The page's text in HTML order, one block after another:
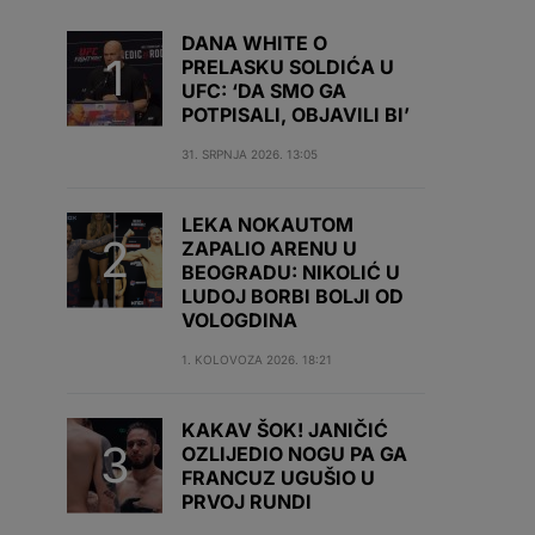
DANA WHITE O
PRELASKU SOLDIĆA U
UFC: ‘DA SMO GA
POTPISALI, OBJAVILI BI’
31. SRPNJA 2026. 13:05
LEKA NOKAUTOM
ZAPALIO ARENU U
BEOGRADU: NIKOLIĆ U
LUDOJ BORBI BOLJI OD
VOLOGDINA
1. KOLOVOZA 2026. 18:21
KAKAV ŠOK! JANIČIĆ
OZLIJEDIO NOGU PA GA
FRANCUZ UGUŠIO U
PRVOJ RUNDI